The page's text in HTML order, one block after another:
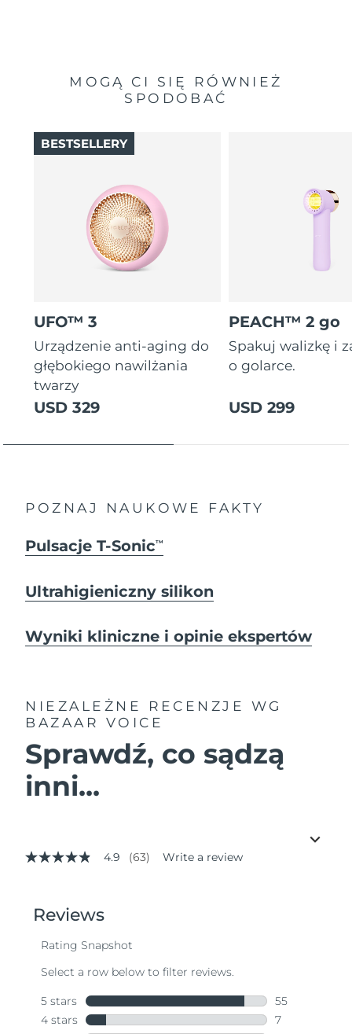
MOGĄ CI SIĘ RÓWNIEŻ
SPODOBAĆ
UFO™ 3
Urządzenie anti-aging do
głębokiego nawilżania
twarzy
USD 329
BESTSELLERY
PEACH™ 2 go
Spakuj walizkę i
o golarce.
USD 299
POZNAJ NAUKOWE FAKTY
Pulsacje T-SonicTM
Ultrahigieniczny silikon
Wyniki kliniczne i opinie ekspertów
NIEZALEŻNE RECENZJE
WG
BAZAAR VOICE
Sprawdź, co sądzą
inni...
4.9
stars,
average
value.
Same
page
link.
4.9 (63) Write a review